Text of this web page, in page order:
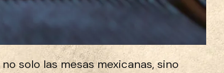
solo las mesas mexicanas, sino